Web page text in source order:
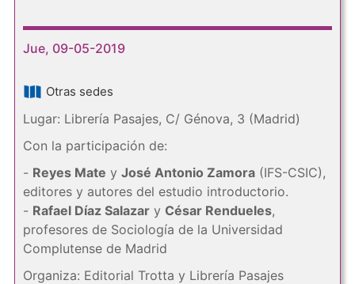
Jue, 09-05-2019
Otras sedes
Lugar: Librería Pasajes, C/ Génova, 3 (Madrid)
Con la participación de:
- Reyes Mate y José Antonio Zamora(IFS-CSIC),
editores y autores del estudio introductorio.
- Rafael Díaz Salazary César Rendueles,
profesores de Sociología de la Universidad
Complutense de Madrid
Organiza: Editorial Trotta y Librería Pasajes